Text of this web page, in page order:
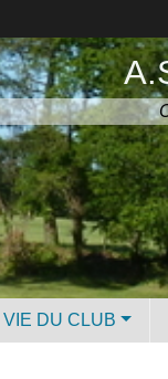
VIE DU CLUB